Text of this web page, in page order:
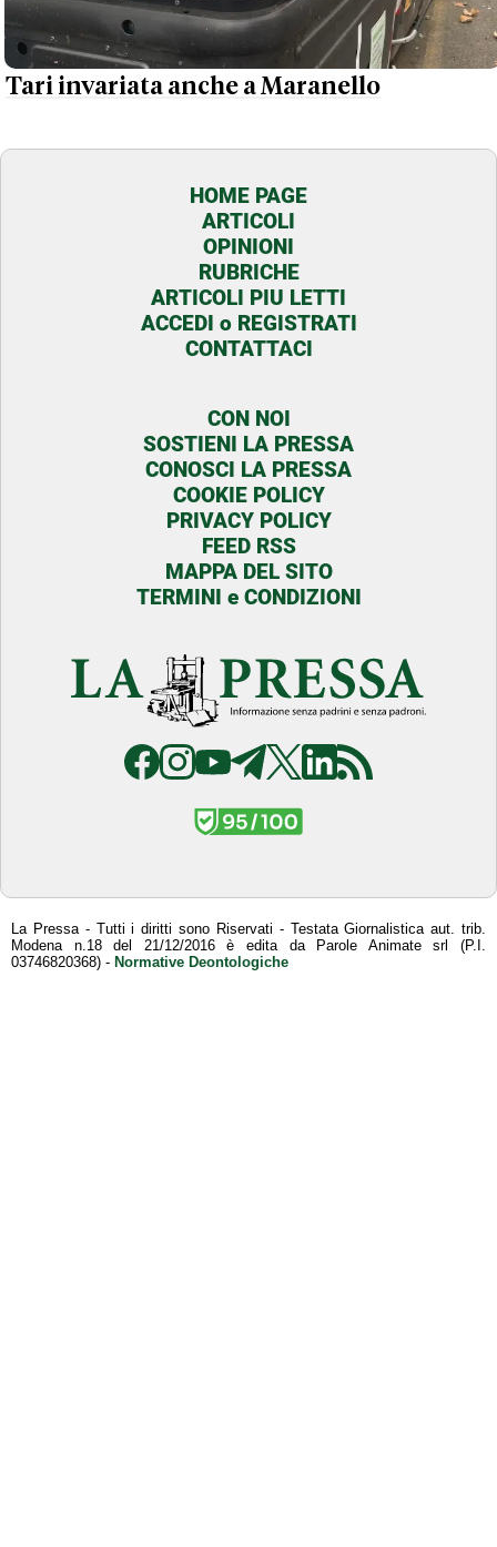
Tari invariata anche a Maranello
HOME PAGE
ARTICOLI
OPINIONI
RUBRICHE
ARTICOLI PIU LETTI
ACCEDI o REGISTRATI
CONTATTACI
CON NOI
SOSTIENI LA PRESSA
CONOSCI LA PRESSA
COOKIE POLICY
PRIVACY POLICY
FEED RSS
MAPPA DEL SITO
TERMINI e CONDIZIONI
La Pressa - Tutti i diritti sono Riservati - Testata Giornalistica aut. trib.
Modena n.18 del 21/12/2016 è edita da Parole Animate srl (P.I.
03746820368) - Normative Deontologiche